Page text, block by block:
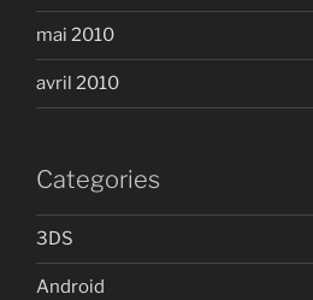
mai 2010
avril 2010
Categories
3DS
Android